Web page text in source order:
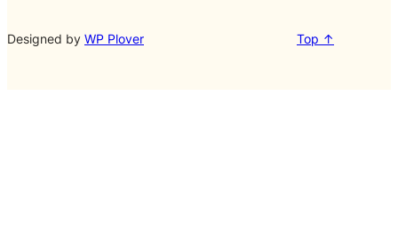
Designed by WP Plover Top ↑